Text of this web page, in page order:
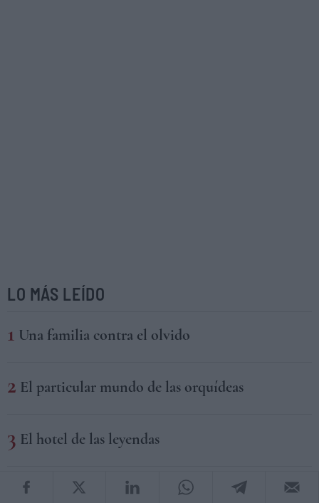
LO MÁS LEÍDO
Una familia contra el olvido
El particular mundo de las orquídeas
El hotel de las leyendas
Richard Avedon y la resistencia de lo real